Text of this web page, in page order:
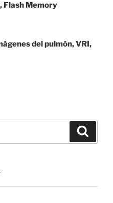
Flash Memory
del pulmón, VRI,